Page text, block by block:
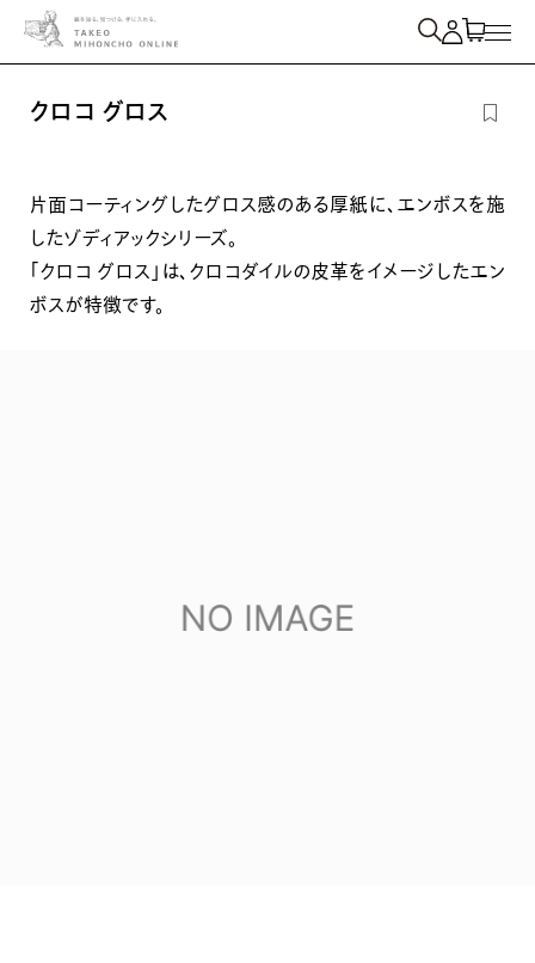
紙を検索
クロコ グロス
片面コーティングしたグロス感のある厚紙に、エンボスを施
したゾディアックシリーズ。
「クロコ グロス」は、クロコダイルの皮革をイメージしたエン
ボスが特徴です。